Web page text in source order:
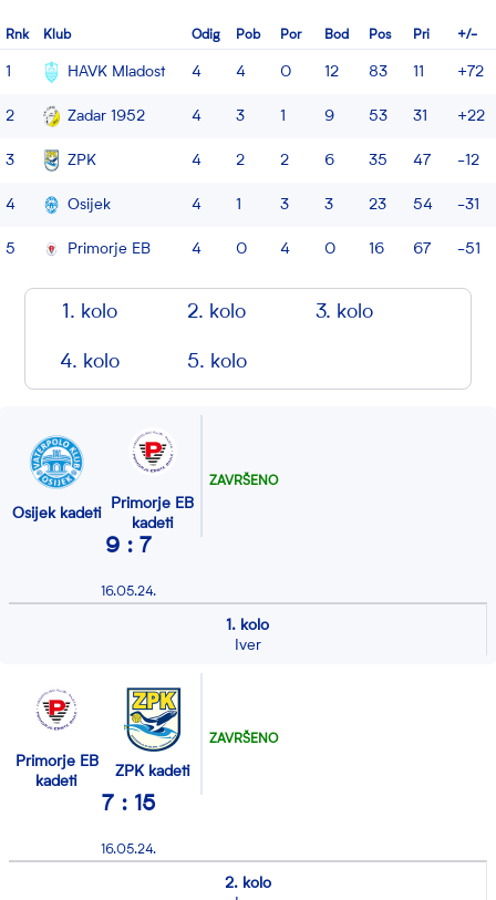
Rnk Klub Odig Pob Por Bod Pos Pri +/-
1 HAVK Mladost 4 4 0 12 83 11 +72
2 Zadar 1952 4 3 1 9 53 31 +22
3 ZPK 4 2 2 6 35 47 -12
4 Osijek 4 1 3 3 23 54 -31
5 Primorje EB 4 0 4 0 16 67 -51
1. kolo 2. kolo 3. kolo
4. kolo 5. kolo
1. kolo
Iver
Osijek kadeti
9 : 7
16.05.24.
Primorje EB
kadeti
ZAVRŠENO
2. kolo
Primorje EB
kadeti
7 : 15
16.05.24.
ZPK kadeti
ZAVRŠENO